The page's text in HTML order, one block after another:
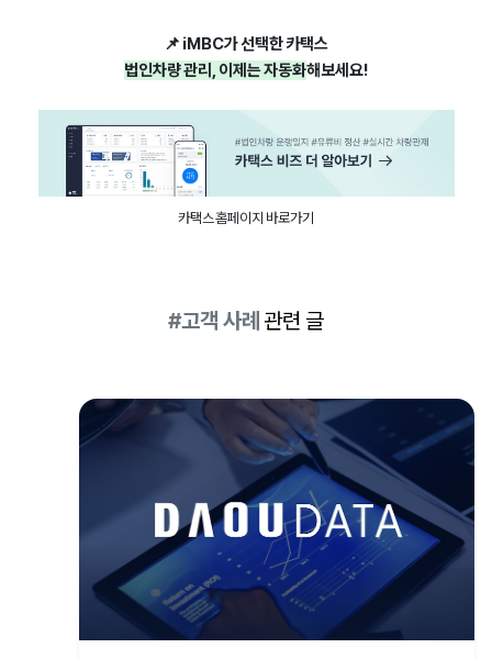
📌 iMBC가 선택한 카택스
법인차량 관리, 이제는 자동화해보세요!
카택스 홈페이지 바로가기
#고객 사례 관련 글